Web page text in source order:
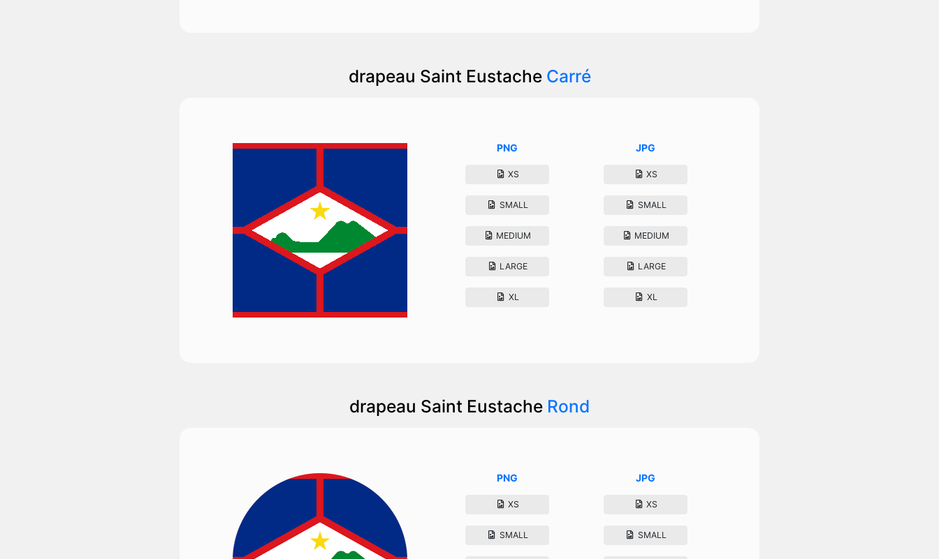
drapeau Saint Eustache Carré
PNG
XS
SMALL
MEDIUM
LARGE
XL
JPG
XS
SMALL
MEDIUM
LARGE
XL
drapeau Saint Eustache Rond
PNG
XS
SMALL
JPG
XS
SMALL